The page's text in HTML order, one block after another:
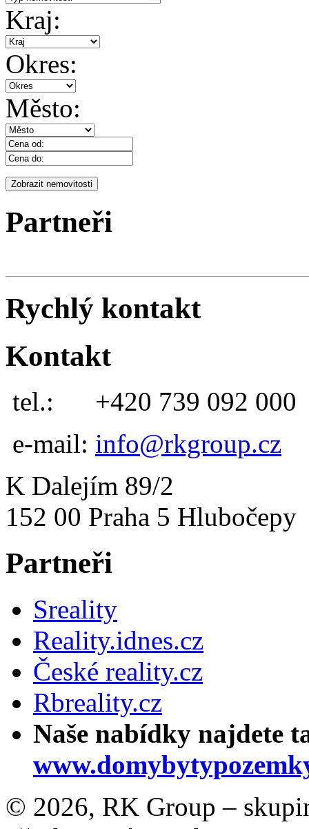
Kraj:
Okres:
Město:
Partneři
Rychlý kontakt
Kontakt
tel.: +420 739 092 000
e-mail: info@rkgroup.cz
K Dalejím 89/2
152 00 Praha 5 Hlubočepy
Partneři
Sreality
Reality.idnes.cz
České reality.cz
Rbreality.cz
Naše nabídky najdete
© 2026, RK Group –